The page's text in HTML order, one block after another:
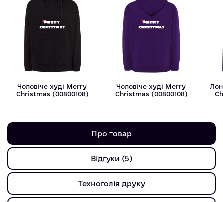
Чоловіче худі Merry
Christmas (00800108)
Чоловіче худі Merry
Christmas (00800108)
Про товар
Відгуки (5)
Техноголія друку